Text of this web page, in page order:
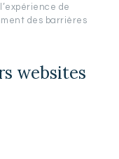
de
des barrières
websites